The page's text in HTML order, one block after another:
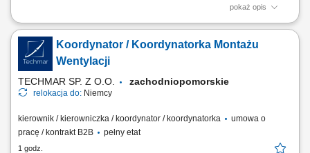
pokaż opis
Miejsce pracy: Niemcy Twoje zadania: Organizacja i koordynacja pracy
ekipy monterów wentylacji. Współpraca z niemieckim Bauleiterem.
Nadzór nad jakością i terminowością prac. Wsparcie zespołu podczas
montażu. Przygotowywanie obmiarów (Aufmaß). Przygotowywanie
robót dodatkowych...
Koordynator / Koordynatorka Montażu
Wentylacji
TECHMAR SP. Z O.O. zachodniopomorskie
relokacja do: Niemcy
kierownik / kierowniczka / koordynator / koordynatorka
umowa o
pracę / kontrakt B2B
pełny etat
1 godz.